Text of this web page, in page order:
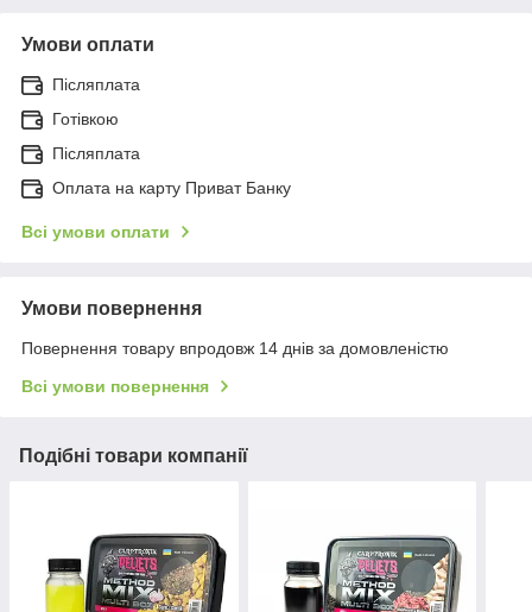
Умови оплати
Післяплата
Готівкою
Післяплата
Оплата на карту Приват Банку
Всі умови оплати
Умови повернення
Повернення товару впродовж 14 днів за домовленістю
Всі умови повернення
Подібні товари компанії